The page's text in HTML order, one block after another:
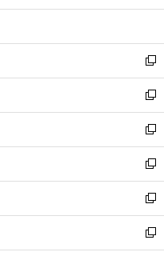
開
ウ
開
く
ン
ウ
で
開
く
ウ
ン
ド
ウ
で
開
く
新
し
い
ウ
ィ
ン
ド
ウ
で
開
く
新
し
い
ウ
ィ
ン
ド
ウ
で
開
新
し
い
ウ
ィ
ン
ド
ウ
新
し
い
ウ
ィ
ン
新
し
い
ウ
新
し